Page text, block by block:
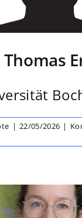
Thomas
| 22/05/2026 |